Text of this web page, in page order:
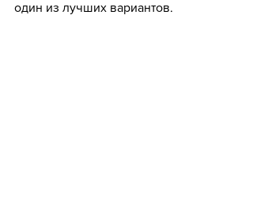
один из лучших вариантов.